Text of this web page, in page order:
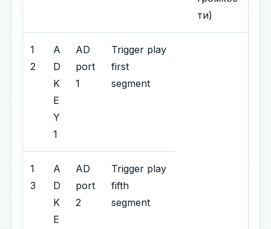
ти)
1
2
A
D
K
E
Y
1
AD
port
1
Trigger play
first
segment
1
3
A
D
K
E
AD
port
2
Trigger play
fifth
segment